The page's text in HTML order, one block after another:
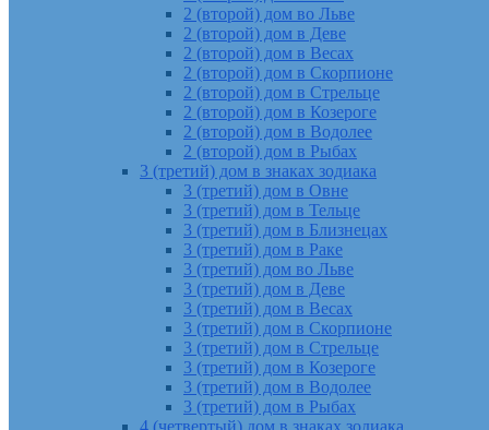
2 (второй) дом во Льве
2 (второй) дом в Деве
2 (второй) дом в Весах
2 (второй) дом в Скорпионе
2 (второй) дом в Стрельце
2 (второй) дом в Козероге
2 (второй) дом в Водолее
2 (второй) дом в Рыбах
3 (третий) дом в знаках зодиака
3 (третий) дом в Овне
3 (третий) дом в Тельце
3 (третий) дом в Близнецах
3 (третий) дом в Раке
3 (третий) дом во Льве
3 (третий) дом в Деве
3 (третий) дом в Весах
3 (третий) дом в Скорпионе
3 (третий) дом в Стрельце
3 (третий) дом в Козероге
3 (третий) дом в Водолее
3 (третий) дом в Рыбах
4 (четвертый) дом в знаках зодиака